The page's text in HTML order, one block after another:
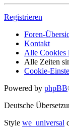
Registrieren
Foren-
Kontakt
Alle Cookies
Alle Zeiten
Cookie-
Powered by phpBB
Deutsche
Style we_universal